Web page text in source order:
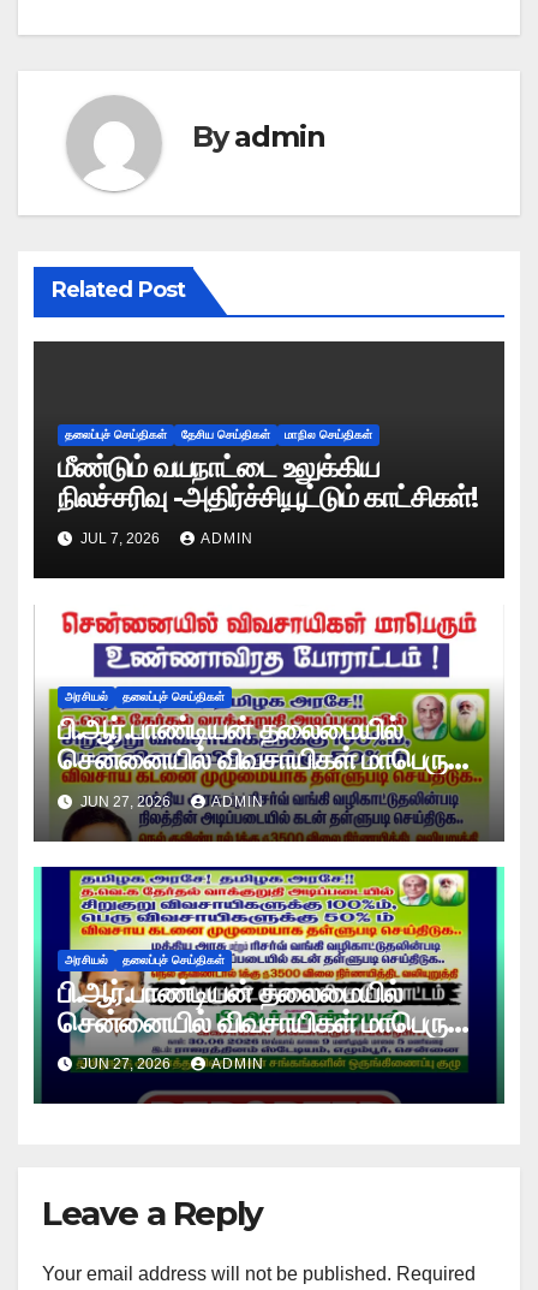
Byadmin
Related Post
தலைப்புச் செய்திகள் தேசிய செய்திகள் மாநில செய்திகள்
மீண்டும் வயநாட்டை உலுக்கிய
நிலச்சரிவு -அதிர்ச்சியூட்டும் காட்சிகள்!
JUL 7, 2026 ADMIN
அரசியல் தலைப்புச் செய்திகள்
பி.ஆர்.பாண்டியன் தலைமையில்
சென்னையில் விவசாயிகள் மாபெரும்
உண்ணாவிரத போராட்டம் !
JUN 27, 2026 ADMIN
அரசியல் தலைப்புச் செய்திகள்
பி.ஆர்.பாண்டியன் தலைமையில்
சென்னையில் விவசாயிகள் மாபெரும்
உண்ணாவிரத போராட்டம் !
JUN 27, 2026 ADMIN
Leave a Reply
Your email address will not be published. Required